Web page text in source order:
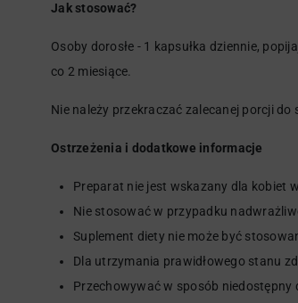
Jak stosować?
Osoby dorosłe - 1 kapsułka dziennie,
co 2 miesiące.
Nie należy przekraczać zalecanej porcji do
Ostrzeżenia i dodatkowe informacje
Preparat nie jest wskazany dla kobiet
Nie stosować w przypadku
Suplement diety nie może być
Dla utrzymania prawidłowego stanu
Przechowywać w sposób niedostępny